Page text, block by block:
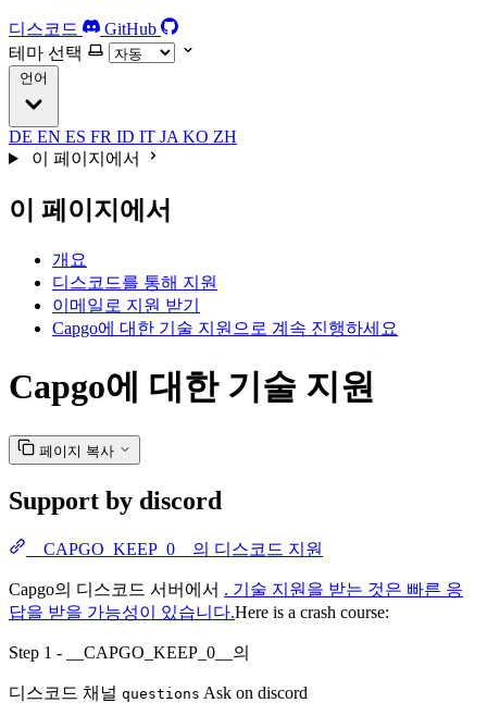
디스코드
GitHub
테마 선택
언어
DE EN ES FR ID IT JA KO ZH
이 페이지에서
이 페이지에서
개요
디스코드를 통해 지원
이메일로 지원 받기
Capgo에 대한 기술 지원으로 계속 진행하세요
Capgo에 대한 기술 지원
페이지 복사
Support by discord
__CAPGO_KEEP_0__의 디스코드 지원
Capgo의 디스코드 서버에서 . 기술 지원을 받는 것은 빠른 응
답을 받을 가능성이 있습니다.Here is a crash course:
Step 1 - __CAPGO_KEEP_0__의
디스코드 채널 questions Ask on discord